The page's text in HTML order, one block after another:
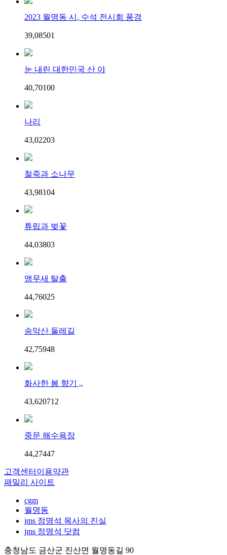
2023 월명동 시, 수석 전시회 풍경
39,08501
눈 내린 대한민국 산 야
40,70100
나리
43,02203
철죽과 소나무
43,98104
튜립과 벚꽃
44,03803
앵무새 탈출
44,76025
송악산 둘레길
42,75948
화사한 봄 향기 ,,
43,620712
중문 해수욕장
44,27447
고객센터 이용약관
패밀리 사이트
cgm
월명동
jms 정명석 목사의 진실
jms 정명석 닷컴
충청남도 금산군 진산면 월명동길 90